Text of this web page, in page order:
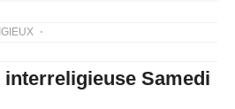
interreligieuse Samedi